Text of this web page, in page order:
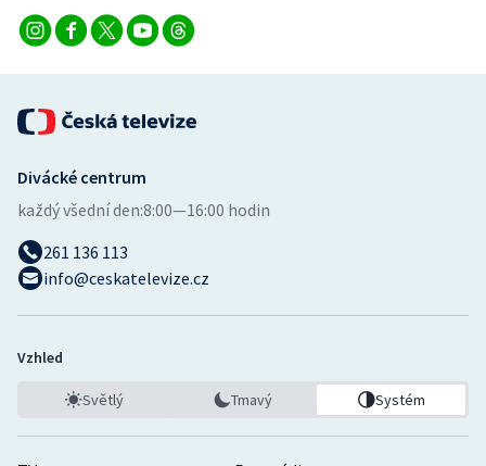
Divácké centrum
každý všední den:8:00—16:00 hodin
261 136 113
info@ceskatelevize.cz
Vzhled
Světlý Tmavý Systém